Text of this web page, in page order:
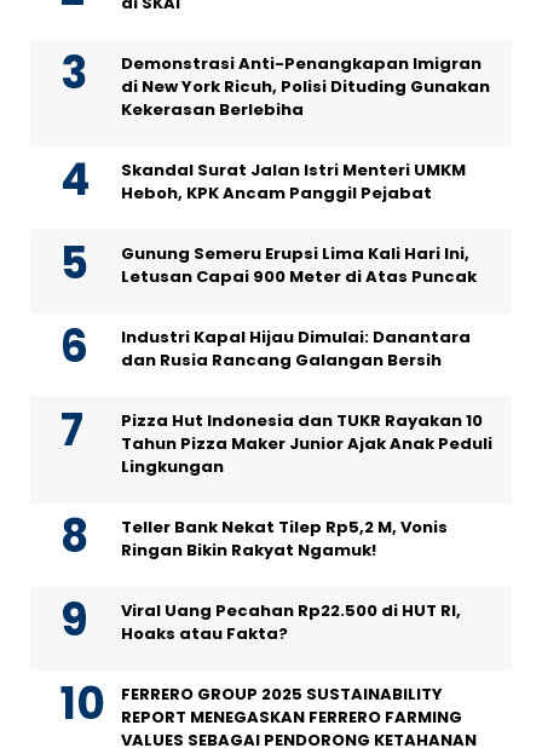
Demonstrasi Anti-Penangkapan Imigran
di New York Ricuh, Polisi Dituding Gunakan
Kekerasan Berlebiha
Skandal Surat Jalan Istri Menteri UMKM
Heboh, KPK Ancam Panggil Pejabat
Gunung Semeru Erupsi Lima Kali Hari Ini,
Letusan Capai 900 Meter di Atas Puncak
Industri Kapal Hijau Dimulai: Danantara
dan Rusia Rancang Galangan Bersih
Pizza Hut Indonesia dan TUKR Rayakan 10
Tahun Pizza Maker Junior Ajak Anak Peduli
Lingkungan
Teller Bank Nekat Tilep Rp5,2 M, Vonis
Ringan Bikin Rakyat Ngamuk!
Viral Uang Pecahan Rp22.500 di HUT RI,
Hoaks atau Fakta?
FERRERO GROUP 2025 SUSTAINABILITY
REPORT MENEGASKAN FERRERO FARMING
VALUES SEBAGAI PENDORONG KETAHANAN